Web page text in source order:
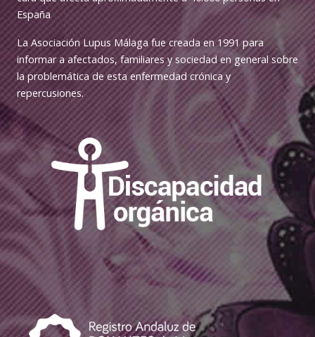
España
La Asociación Lupus Málaga fue creada en 1991 para
informar a afectados, familiares y sociedad en general sobre
la problemática de esta enfermedad crónica y
repercusiones.